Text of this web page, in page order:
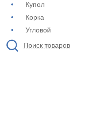
Купол
Корка
Угловой
Поиск товаров